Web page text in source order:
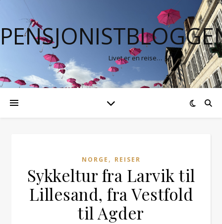
Livet er en reise…
NORGE , REISER
Sykkeltur fra Larvik til
Lillesand, fra Vestfold
til Agder